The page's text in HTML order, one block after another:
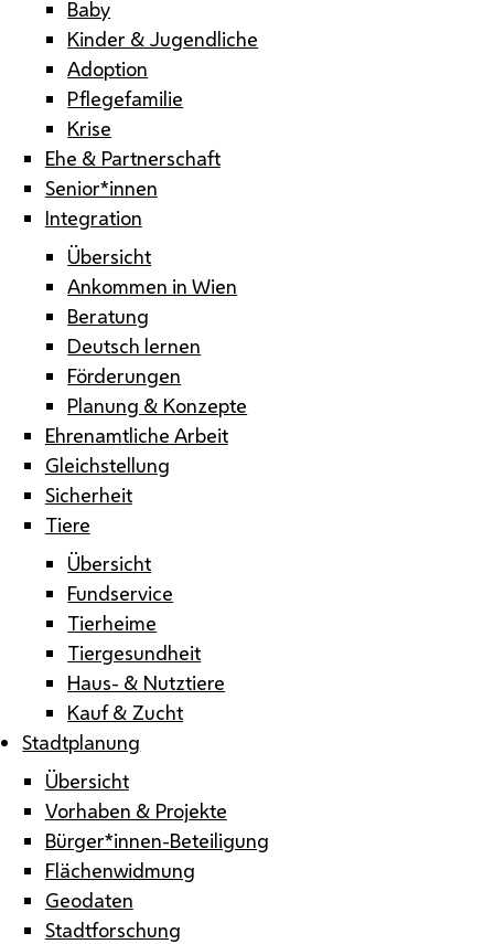
Baby
Kinder & Jugendliche
Adoption
Pflegefamilie
Krise
Ehe & Partnerschaft
Senior*innen
Integration
Übersicht
Ankommen in Wien
Beratung
Deutsch lernen
Förderungen
Planung & Konzepte
Ehrenamtliche Arbeit
Gleichstellung
Sicherheit
Tiere
Übersicht
Fundservice
Tierheime
Tiergesundheit
Haus- & Nutztiere
Kauf & Zucht
Stadtplanung
Übersicht
Vorhaben & Projekte
Bürger*innen-Beteiligung
Flächenwidmung
Geodaten
Stadtforschung